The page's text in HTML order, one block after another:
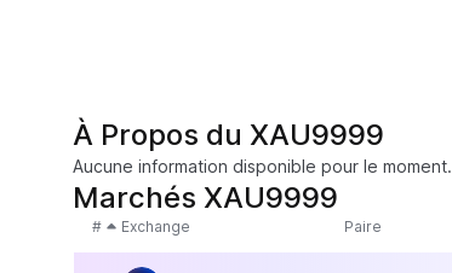
À Propos du XAU9999
Aucune information disponible pour le moment.
Marchés XAU9999
# Exchange Paire